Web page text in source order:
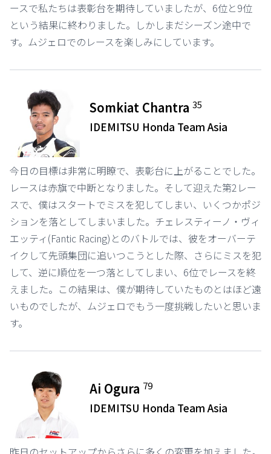
ースで私たちは表彰台を期待していましたが、6位と9位
という結果に終わりました。しかしまだシーズン途中で
す。ムジェロでのレースを楽しみにしています。
Somkiat Chantra35
IDEMITSU Honda Team Asia
今日の目標は非常に明瞭で、表彰台に上がることでした。
レースは赤旗で中断となりました。そして迎えた第2レー
スで、僕はスタートでミスを犯してしまい、いくつかポジ
ションを落としてしまいました。チェレスティーノ・ヴィ
エッティ(Fantic Racing)とのバトルでは、彼をオーバーテ
イクして先頭集団に追いつこうとした際、さらにミスを犯
して、逆に順位を一つ落としてしまい、6位でレースを終
えました。この結果は、僕が期待していたものとはほど遠
いものでしたが、ムジェロでもう一度挑戦したいと思いま
す。
Ai Ogura 79
IDEMITSU Honda Team Asia